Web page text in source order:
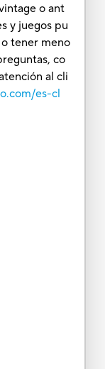
o ant
y juegos pu
tener meno
co
al cli
es-cl